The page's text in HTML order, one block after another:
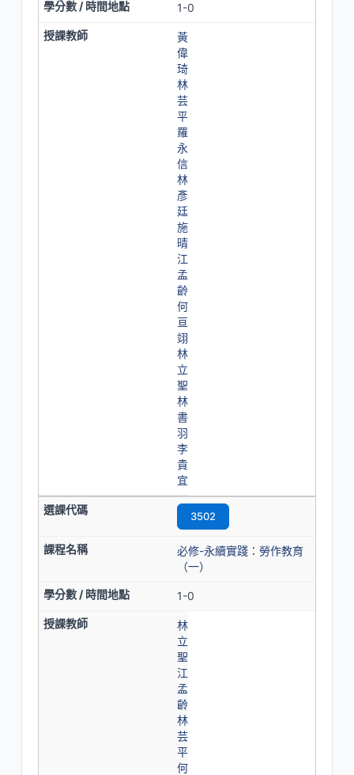
1-0
黃
偉
琦
林
芸
平
羅
永
信
林
彥
廷
施
晴
江
孟
齡
何
亘
翊
林
立
聖
林
書
羽
李
貴
宜
3502
必修-永續實踐：勞作教育
（一）
1-0
林
立
聖
江
孟
齡
林
芸
平
何